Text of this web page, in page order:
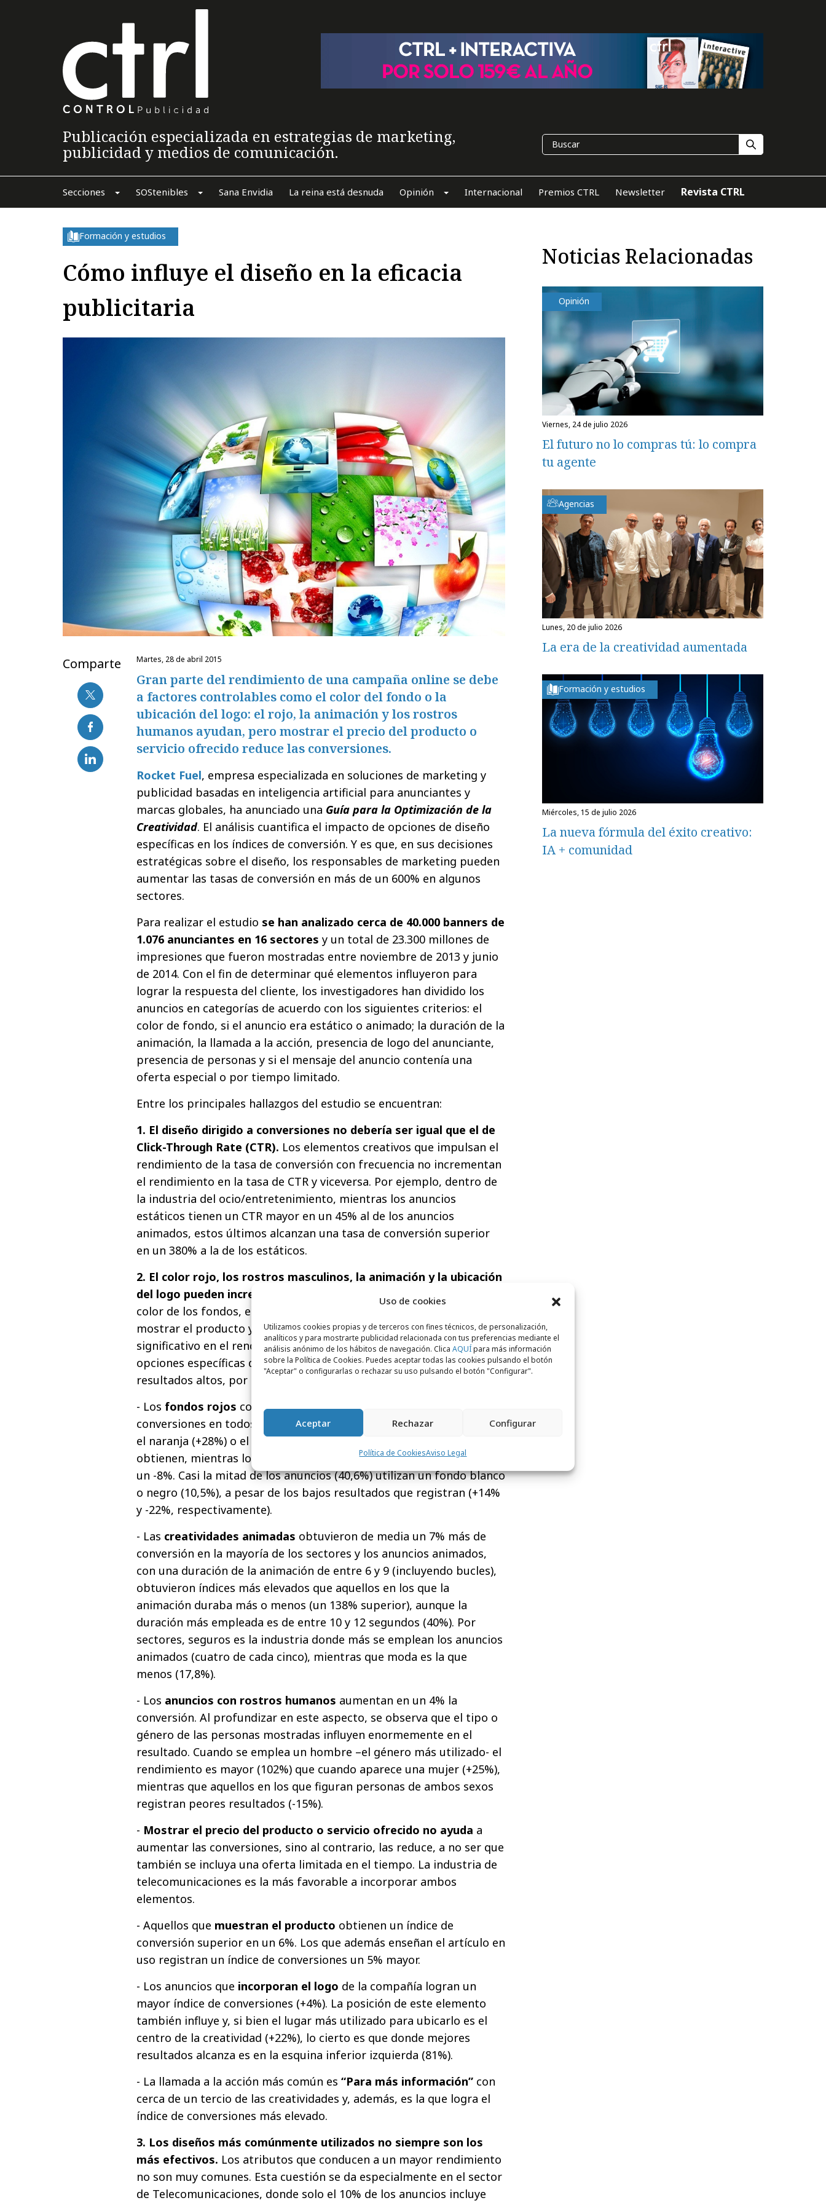
Uso de cookies
Utilizamos cookies propias y de terceros con fines técnicos, de personalización,
analíticos y para mostrarte publicidad relacionada con tus preferencias mediante el
análisis anónimo de los hábitos de navegación. Clica AQUÍpara más información
sobre la Política de Cookies. Puedes aceptar todas las cookies pulsando el botón
"Aceptar" o configurarlas o rechazar su uso pulsando el botón "Configurar".
Aceptar Rechazar Configurar
Política de CookiesAviso Legal
Publicación especializada en estrategias de marketing,
publicidad y medios de comunicación.
Secciones SOStenibles Sana Envidia La reina está desnuda Opinión Internacional Premios CTRL Newsletter Revista CTRL
Formación y estudios
Cómo influye el diseño en la eficacia
publicitaria
Comparte martes, 28 de abril 2015
Gran parte del rendimiento de una campaña online se debe
a factores controlables como el color del fondo o la
ubicación del logo: el rojo, la animación y los rostros
humanos ayudan, pero mostrar el precio del producto o
servicio ofrecido reduce las conversiones.
Rocket Fuel, empresa especializada en soluciones de marketing y
publicidad basadas en inteligencia artificial para anunciantes y
marcas globales, ha anunciado una Guía para la Optimización de la
Creatividad. El análisis cuantifica el impacto de opciones de diseño
específicas en los índices de conversión. Y es que, en sus decisiones
estratégicas sobre el diseño, los responsables de marketing pueden
aumentar las tasas de conversión en más de un 600% en algunos
sectores.
Para realizar el estudio se han analizado cerca de 40.000 banners de
1.076 anunciantes en 16 sectores y un total de 23.300 millones de
impresiones que fueron mostradas entre noviembre de 2013 y junio
de 2014. Con el fin de determinar qué elementos influyeron para
lograr la respuesta del cliente, los investigadores han dividido los
anuncios en categorías de acuerdo con los siguientes criterios: el
color de fondo, si el anuncio era estático o animado; la duración de la
animación, la llamada a la acción, presencia de logo del anunciante,
presencia de personas y si el mensaje del anuncio contenía una
oferta especial o por tiempo limitado.
Entre los principales hallazgos del estudio se encuentran:
1. El diseño dirigido a conversiones no debería ser igual que el de
Click-Through Rate (CTR). Los elementos creativos que impulsan el
rendimiento de la tasa de conversión con frecuencia no incrementan
el rendimiento en la tasa de CTR y viceversa. Por ejemplo, dentro de
la industria del ocio/entretenimiento, mientras los anuncios
estáticos tienen un CTR mayor en un 45% al de los anuncios
animados, estos últimos alcanzan una tasa de conversión superior
en un 380% a la de los estáticos.
2. El color rojo, los rostros masculinos, la animación y la ubicación
del logo pueden incrementar los resultados de la campaña.
color de los fondos, el uso de animación, los rostros humanos,
mostrar el producto y la ubicación del logo tienen un impacto
significativo en el rendimiento en todos los sectores analizados. Las
opciones específicas de diseño muestran una fuerte correlación con
resultados altos, por ejemplo:
- Los fondos rojos contabilizaron de media un 31% más de
conversiones en todos los sectores. Los tonos vivos en general como
el naranja (+28%) o el amarillo (+24%) son los que mejores resultados
obtienen, mientras los fondos grises son los que peor funcionan con
un -8%. Casi la mitad de los anuncios (40,6%) utilizan un fondo blanco
o negro (10,5%), a pesar de los bajos resultados que registran (+14%
y -22%, respectivamente).
- Las creatividades animadas obtuvieron de media un 7% más de
conversión en la mayoría de los sectores y los anuncios animados,
con una duración de la animación de entre 6 y 9 (incluyendo bucles),
obtuvieron índices más elevados que aquellos en los que la
animación duraba más o menos (un 138% superior), aunque la
duración más empleada es de entre 10 y 12 segundos (40%). Por
sectores, seguros es la industria donde más se emplean los anuncios
animados (cuatro de cada cinco), mientras que moda es la que
menos (17,8%).
- Los anuncios con rostros humanos aumentan en un 4% la
conversión. Al profundizar en este aspecto, se observa que el tipo o
género de las personas mostradas influyen enormemente en el
resultado. Cuando se emplea un hombre –el género más utilizado- el
rendimiento es mayor (102%) que cuando aparece una mujer (+25%),
mientras que aquellos en los que figuran personas de ambos sexos
registran peores resultados (-15%).
- Mostrar el precio del producto o servicio ofrecido no ayuda a
aumentar las conversiones, sino al contrario, las reduce, a no ser que
también se incluya una oferta limitada en el tiempo. La industria de
telecomunicaciones es la más favorable a incorporar ambos
elementos.
- Aquellos que muestran el producto obtienen un índice de
conversión superior en un 6%. Los que además enseñan el artículo en
uso registran un índice de conversiones un 5% mayor.
- Los anuncios que incorporan el logo de la compañía logran un
mayor índice de conversiones (+4%). La posición de este elemento
también influye y, si bien el lugar más utilizado para ubicarlo es el
centro de la creatividad (+22%), lo cierto es que donde mejores
resultados alcanza es en la esquina inferior izquierda (81%).
- La llamada a la acción más común es “Para más información” con
cerca de un tercio de las creatividades y, además, es la que logra el
índice de conversiones más elevado.
3. Los diseños más comúnmente utilizados no siempre son los
más efectivos. Los atributos que conducen a un mayor rendimiento
no son muy comunes. Esta cuestión se da especialmente en el sector
de Telecomunicaciones, donde solo el 10% de los anuncios incluye
Noticias Relacionadas
Opinión
viernes, 24 de julio 2026
El futuro no lo compras tú: lo compra
tu agente
Agencias
lunes, 20 de julio 2026
La era de la creatividad aumentada
Formación y estudios
miércoles, 15 de julio 2026
La nueva fórmula del éxito creativo:
IA + comunidad